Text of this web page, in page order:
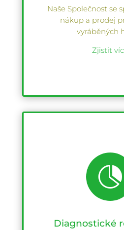
Naše Společnost se
nákup a prodej
vyráběných
Zjistit

Diagnostické